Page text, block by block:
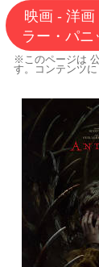
映画 - 洋
ラー・パニ
※このページは
す。コンテンツ